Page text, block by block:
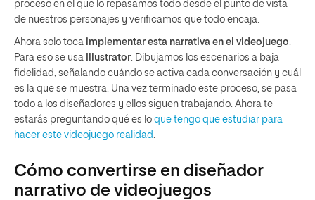
proceso en el que lo repasamos todo desde el punto de vista
de nuestros personajes y verificamos que todo encaja.
Ahora solo toca implementar esta narrativa en el videojuego
Para eso se usa Illustrator . Dibujamos los escenarios a baja
fidelidad, señalando cuándo se activa cada conversación y cuál
es la que se muestra. Una vez terminado este proceso, se pasa
todo a los diseñadores y ellos siguen trabajando. Ahora te
estarás preguntando qué es lo que tengo que estudiar para
hacer este videojuego realidad
Cómo convertirse en diseñador
narrativo de videojuegos